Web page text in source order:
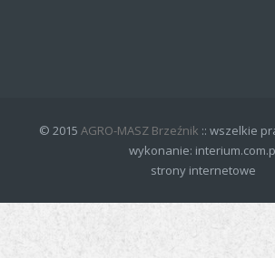
© 2015 AGRO-MASZ Brzeźnik :: wszelkie
wykonanie:
strony internetowe